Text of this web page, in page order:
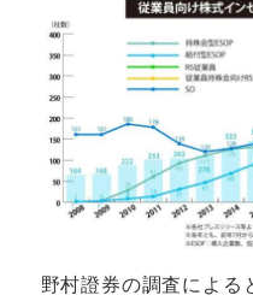
野村證券の調査による